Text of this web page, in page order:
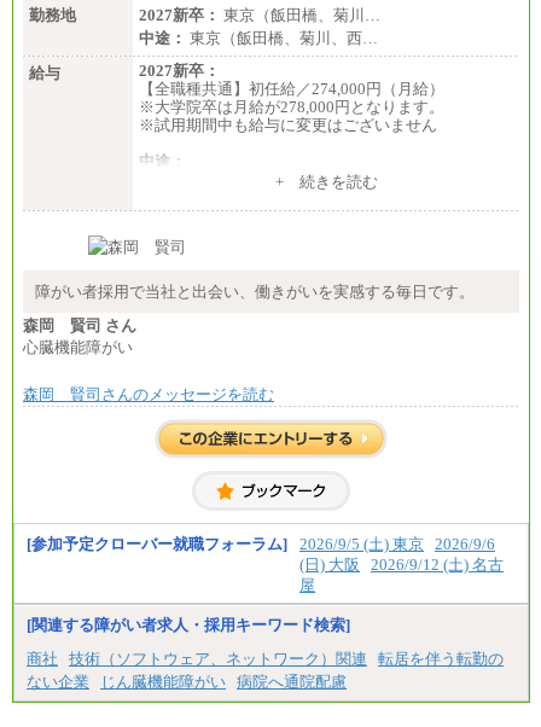
勤務地
2027新卒： 東京（飯田橋、菊川…
中途： 東京（飯田橋、菊川、西…
給与
2027新卒：
【全職種共通】初任給／274,000円（月給）
※大学院卒は月給が278,000円となります。
※試用期間中も給与に変更はございません
中途：
（１）～（４）274,000円（月給）～
※経験・年齢などを考慮のうえ、当社規程により優
※業務内容・勤務形態に応じて、上記給与の範囲内
※試用期間中も給与に変更はございません
+ 続きを読む
障がい者採用で当社と出会い、働きがいを実感する毎日です。
森岡 賢司 さん
心臓機能障がい
森岡 賢司さんのメッセージを読む
[参加予定クローバー就職フォーラム] 2026/9/5 (土) 東京 2026/9/6
(日) 大阪
2026/9/12 (土) 名古
屋
[関連する障がい者求人・採用キーワード検索]
商社
技術（ソフトウェア、ネットワーク）関連
転居を伴う転勤の
ない企業
じん臓機能障がい 病院へ通院配慮